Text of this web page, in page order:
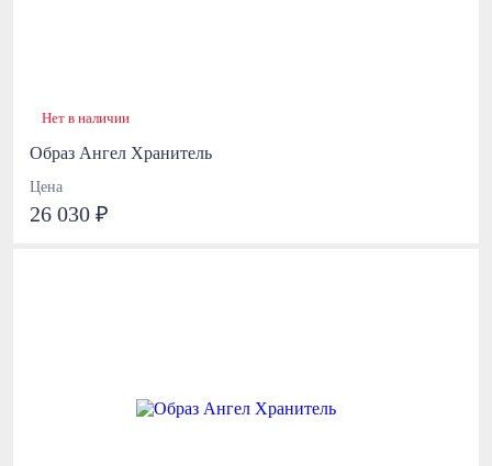
Нет в наличии
Образ Ангел Хранитель
Цена
26 030 ₽